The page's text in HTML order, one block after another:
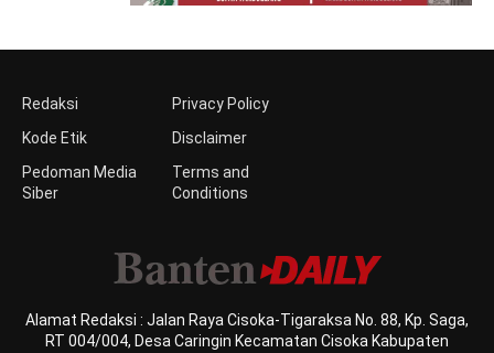
Redaksi
Kode Etik
Pedoman Media
Siber
Privacy Policy
Disclaimer
Terms and
Conditions
Alamat Redaksi : Jalan Raya Cisoka-Tigaraksa No. 88, Kp. Saga,
RT 004/004, Desa Caringin Kecamatan Cisoka Kabupaten